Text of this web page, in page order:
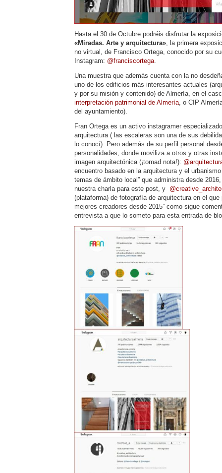
Hasta el 30 de Octubre podréis disfrutar la
«Miradas. Arte y arquitectura» , la primera
no virtual, de Francisco Ortega, conocido por su
Instagram: @franciscortega
Una muestra que además cuenta con la no
uno de los edificios más interesantes actuales
y por su misión y contenido) de Almería, en el
interpretación patrimonial de Almería , o CIP
del ayuntamiento).
Fran Ortega es un activo instagramer
arquitectura ( las escaleras son una de sus
lo conocí). Pero además de su perfil personal
personalidades, donde moviliza a otros y otras
imagen arquitectónica (¡tomad nota!):
encuentro basado en la arquitectura y el
temas de ámbito local” que administra desde
nuestra charla para este post, y
(plataforma) de fotografía de arquitectura en el
mejores creadores desde 2015” como sigue
entrevista a que lo someto para esta entrada de